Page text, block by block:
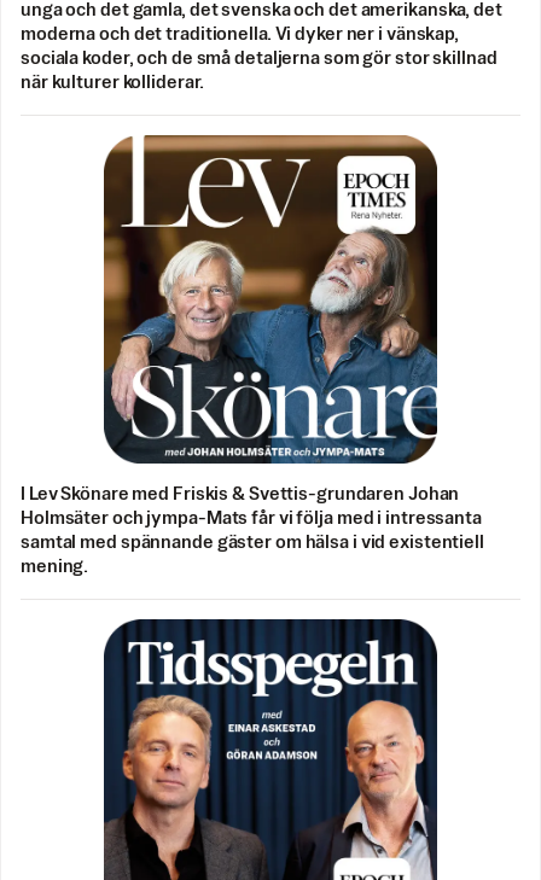
unga och det gamla, det svenska och det amerikanska, det
moderna och det traditionella. Vi dyker ner i vänskap,
sociala koder, och de små detaljerna som gör stor skillnad
när kulturer kolliderar.
I Lev Skönare med Friskis & Svettis-grundaren Johan
Holmsäter och jympa-Mats får vi följa med i intressanta
samtal med spännande gäster om hälsa i vid existentiell
mening.